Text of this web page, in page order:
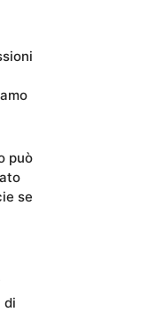
può
se
di